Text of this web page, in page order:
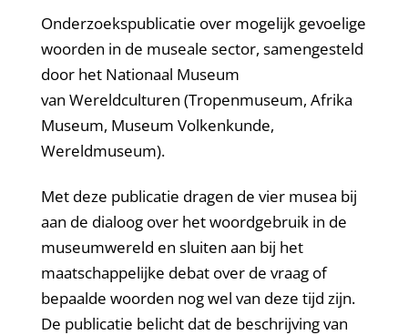
Onderzoekspublicatie over mogelijk gevoelige
woorden in de museale sector, samengesteld
door het Nationaal Museum
van Wereldculturen (Tropenmuseum, Afrika
Museum, Museum Volkenkunde,
Wereldmuseum).
Met deze publicatie dragen de vier musea bij
aan de dialoog over het woordgebruik in de
museumwereld en sluiten aan bij het
maatschappelijke debat over de vraag of
bepaalde woorden nog wel van deze tijd zijn.
De publicatie belicht dat de beschrijving van